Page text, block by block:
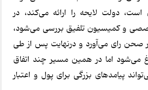
دولت لایحه را ارائه می‌کند، در
و کمیسیون تلفیق بررسی می‌شود،
صحن رای می‌آورد و درنهایت پس از طی
می‌شود اما در همین مسیر چند اتفاق
پیامدهای بزرگی برای پول و اعتبار